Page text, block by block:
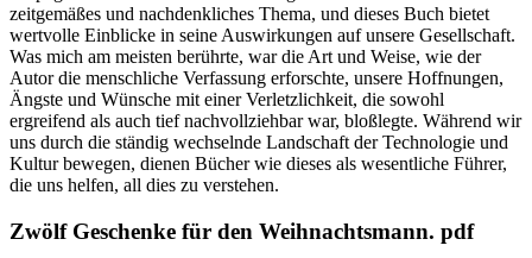
zeitgemäßes und nachdenkliches Thema, und dieses Buch bietet
wertvolle Einblicke in seine Auswirkungen auf unsere Gesellschaft.
Was mich am meisten berührte, war die Art und Weise, wie der
Autor die menschliche Verfassung erforschte, unsere Hoffnungen,
Ängste und Wünsche mit einer Verletzlichkeit, die sowohl
ergreifend als auch tief nachvollziehbar war, bloßlegte. Während wir
uns durch die ständig wechselnde Landschaft der Technologie und
Kultur bewegen, dienen Bücher wie dieses als wesentliche Führer,
die uns helfen, all dies zu verstehen.
Zwölf Geschenke für den Weihnachtsmann. pdf